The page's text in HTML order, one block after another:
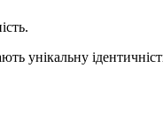
унікальну